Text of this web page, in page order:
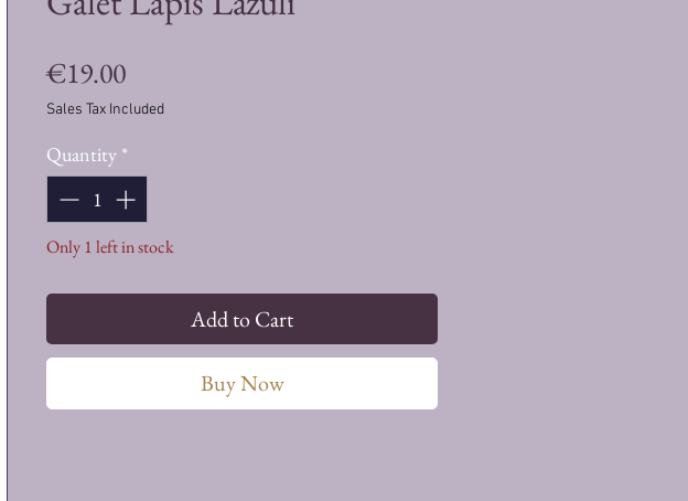
€19.00Price
Sales Tax Included
Quantity *
Only 1 left in stock
Add to Cart
Buy Now